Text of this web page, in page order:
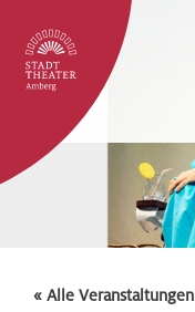
« Alle Veranstaltungen